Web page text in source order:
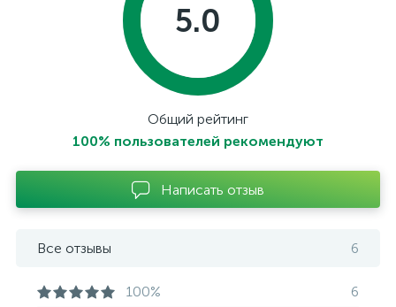
5.0
Общий рейтинг
100% пользователей рекомендуют
Написать отзыв
Все отзывы 6
100% 6